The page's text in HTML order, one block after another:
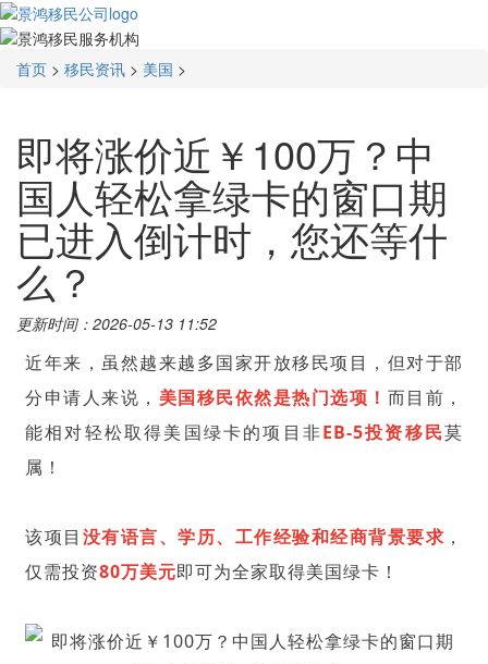
首页 > 移民资讯 > 美国 >
即将涨价近￥100万？中
国人轻松拿绿卡的窗口期
已进入倒计时，您还等什
么？
更新时间：2026-05-13 11:52
近年来，虽然越来越多国家开放移民项目，但对于部
分申请人来说， 美国移民依然是热门选项！ 而目前，
能相对轻松取得美国绿卡的项目非EB-5投资移民莫
属！
该项目 没有语言、学历、工作经验和经商背景要求 ，
仅需投资80万美元即可为全家取得美国绿卡！